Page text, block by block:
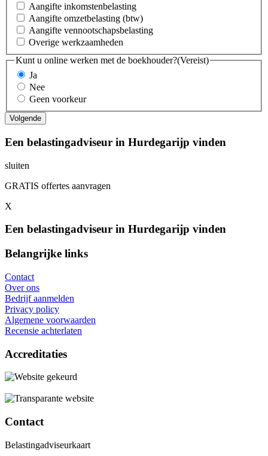
Aangifte inkomstenbelasting
Aangifte omzetbelasting (btw)
Aangifte vennootschapsbelasting
Overige werkzaamheden
Kunt u online werken met de boekhouder?(Vereist)
Ja
Nee
Geen voorkeur
Een belastingadviseur in Hurdegarijp vinden
sluiten
GRATIS offertes aanvragen
X
Een belastingadviseur in Hurdegarijp vinden
Belangrijke links
Contact
Over ons
Bedrijf aanmelden
Privacy policy
Algemene voorwaarden
Recensie achterlaten
Accreditaties
Contact
Belastingadviseurkaart